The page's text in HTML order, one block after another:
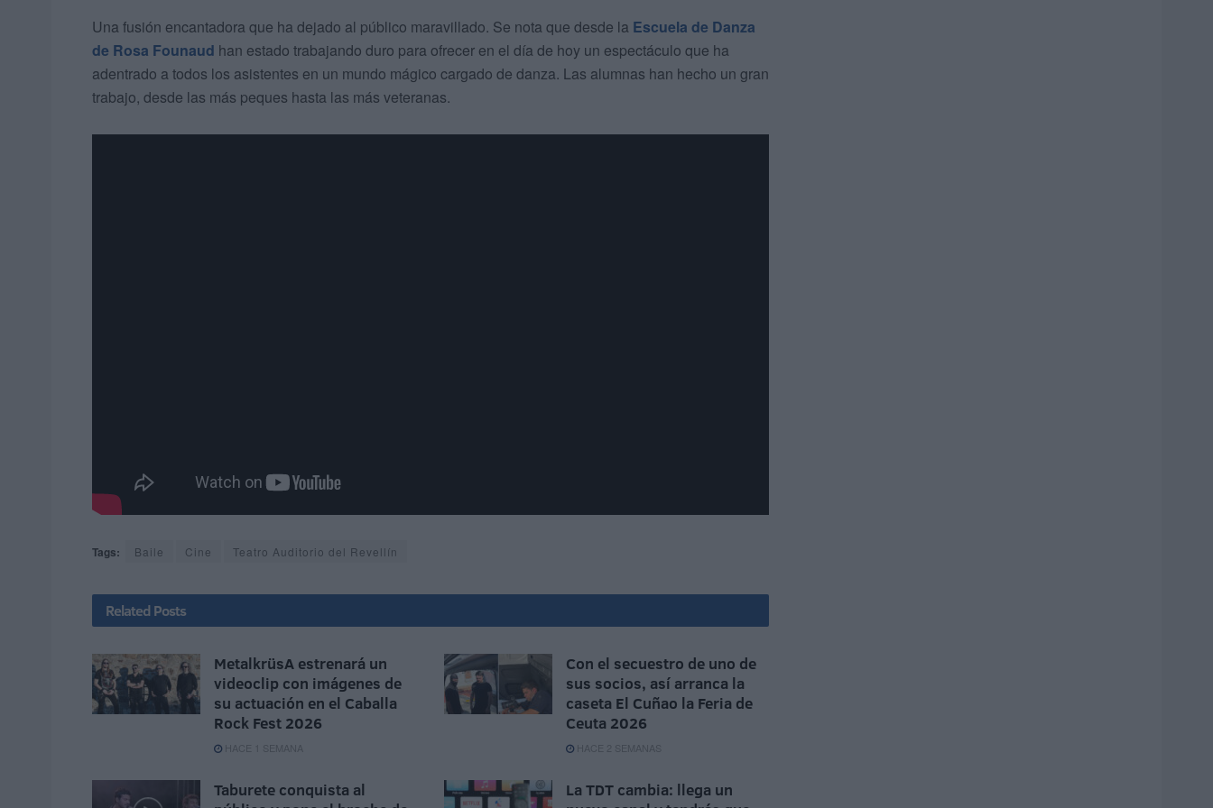
Una fusión encantadora que ha dejado al público maravillado. Se nota que desde la Escuela de Danza
de Rosa Founaud han estado trabajando duro para ofrecer en el día de hoy un espectáculo que ha
adentrado a todos los asistentes en un mundo mágico cargado de danza. Las alumnas han hecho un gran
trabajo, desde las más peques hasta las más veteranas.
Tags: Baile Cine Teatro Auditorio del Revellín
Related Posts
MetalkrüsA estrenará un
videoclip con imágenes de
su actuación en el Caballa
Rock Fest 2026
HACE 1 SEMANA
Con el secuestro de uno de
sus socios, así arranca la
caseta El Cuñao la Feria de
Ceuta 2026
HACE 2 SEMANAS
Taburete conquista al
La TDT cambia: llega un